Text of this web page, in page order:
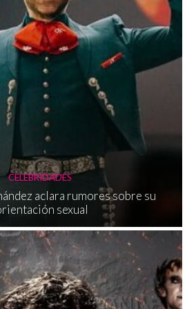
CELEBRIDADES
aclara rumores sobre su
sexual